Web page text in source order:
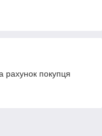
рахунок покупця